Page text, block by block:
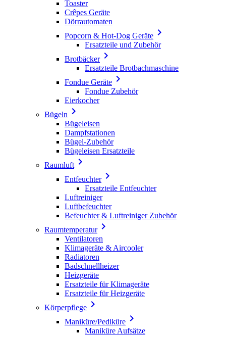
Toaster
Crêpes Geräte
Dörrautomaten
Popcorn & Hot-Dog Geräte 
Ersatzteile und Zubehör
Brotbäcker
Ersatzteile Brotbachmaschine
Fondue Geräte 
Fondue Zubehör
Eierkocher
Bügeln 
Bügeleisen
Dampfstationen
Bügel-Zubehör
Bügeleisen Ersatzteile
Raumluft 
Entfeuchter
Ersatzteile Entfeuchter
Luftreiniger
Luftbefeuchter
Befeuchter & Luftreiniger Zubehör
Raumtemperatur
Ventilatoren
Klimageräte & Aircooler
Radiatoren
Badschnellheizer
Heizgeräte
Ersatzteile für Klimageräte
Ersatzteile für Heizgeräte
Körperpflege 
Maniküre/Pediküre 
Maniküre Aufsätze